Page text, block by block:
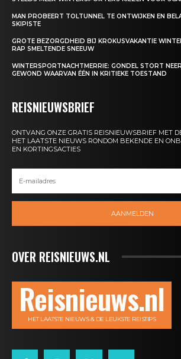
MAN PROBEERT TOLTUNNEL TE ONTWIJKEN EN
SKIPISTE
GROTE BEZORGDHEID BIJ KROKUSVAKANTIE
RAP SMELTENDE SNEEUW
WINTERSPORTNACHTMERRIE: GONDEL STORT
GEWOND WAARVAN ÉÉN IN KRITIEKE TOESTAND
REISNIEUWSBRIEF
ONTVANG ONZE GRATIS REISNIEUWSBRIEF MET
HET LAATSTE NIEUWS RONDOM BEKENDE EN
EN KORTINGSACTIES
AANMELDEN
OVER REISNIEUWS.NL
Reisnieuws.nl
HET LAATSTE NIEUWS & DE LEUKSTE REISTIPS